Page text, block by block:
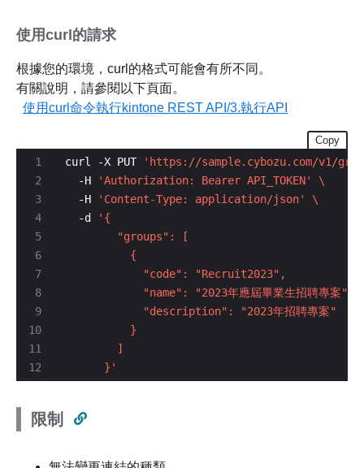
使用curl的請求
根據您的環境，curl的格式可能會有所不同。
有關說明，請參閱以下頁面。
使用curl命令執行kintone REST API/3.執行API
Copy
3
4
5
6
7
8
9
10
curl -X PUT
'https://sample.cybozu.com/v1/
  -H
'Authorization: Bearer API_TOKEN'
  -H
'Content-Type: application/json'
  -d
      }'
限制